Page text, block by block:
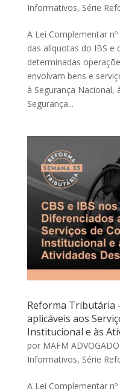
Informativos, Série
A Lei Complementar
das alíquotas do IBS e
determinadas
envolvam bens e
à Segurança Nacional,
Segurança...
Reforma Tributária
aplicáveis aos
Institucional e às
por MAFM
Informativos, Série
A Lei Complementar